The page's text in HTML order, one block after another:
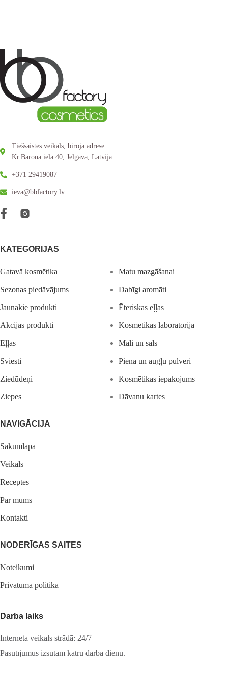
Tiešsaistes veikals, biroja adrese:
Kr.Barona iela 40, Jelgava, Latvija
+371 29419087
ieva@bbfactory.lv
NAVIGĀCIJA
Sākumlapa
Veikals
Receptes
Par mums
Kontakti
KATEGORIJAS
Gatavā kosmētika
Sezonas piedāvājums
Jaunākie produkti
Akcijas produkti
Eļļas
Sviesti
Ziedūdeņi
Ziepes
Matu mazgāšanai
Dabīgi aromāti
Ēteriskās eļļas
Kosmētikas laboratorija
Māli un sāls
Piena un augļu pulveri
Kosmētikas iepakojums
Dāvanu kartes
NODERĪGAS SAITES
Noteikumi
Privātuma politika
Darba laiks
Interneta veikals strādā: 24/7
Pasūtījumus izsūtam katru darba dienu.